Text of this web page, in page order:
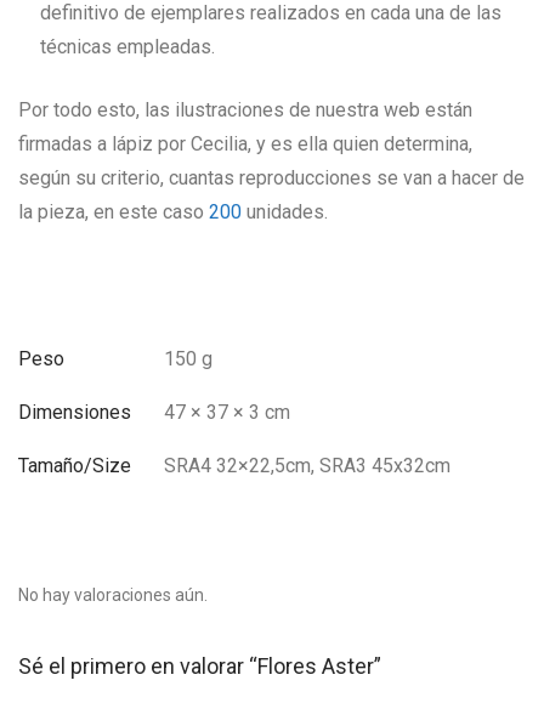
definitivo de ejemplares realizados en cada una de las
técnicas empleadas.
Por todo esto, las ilustraciones de nuestra web están
firmadas a lápiz por Cecilia, y es ella quien determina,
según su criterio, cuantas reproducciones se van a hacer de
la pieza, en este caso 200 unidades.
Peso 150 g
Dimensiones 47 × 37 × 3 cm
Tamaño/Size SRA4 32×22,5cm, SRA3 45x32cm
No hay valoraciones aún.
Sé el primero en valorar “Flores Aster”